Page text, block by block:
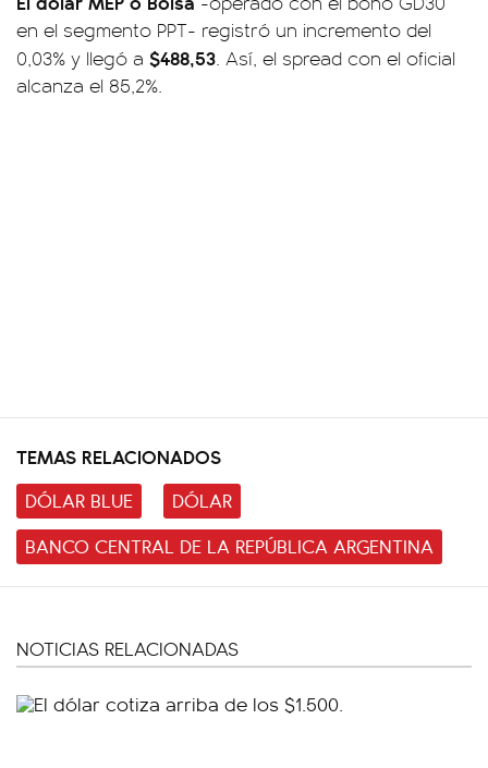
en el segmento PPT- registró un incremento del
0,03% y llegó a $488,53. Así, el spread con el oficial
alcanza el 85,2%.
TEMAS RELACIONADOS
DÓLAR BLUE
DÓLAR
BANCO CENTRAL DE LA REPÚBLICA ARGENTINA
NOTICIAS RELACIONADAS